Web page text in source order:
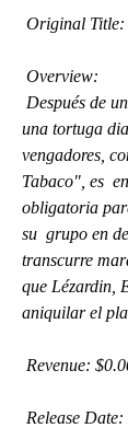
Original Title:
Overview:
una tortuga
vengadores,
Tabaco", es
obligatoria
su  grupo en
transcurre
que Lézardin,
aniquilar el
Revenue:
Release